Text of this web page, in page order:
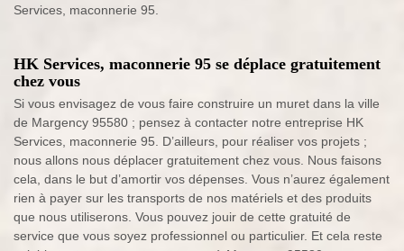
Services, maconnerie 95.
HK Services, maconnerie 95 se déplace gratuitement
chez vous
Si vous envisagez de vous faire construire un muret dans la ville
de Margency 95580 ; pensez à contacter notre entreprise HK
Services, maconnerie 95. D’ailleurs, pour réaliser vos projets ;
nous allons nous déplacer gratuitement chez vous. Nous faisons
cela, dans le but d’amortir vos dépenses. Vous n’aurez également
rien à payer sur les transports de nos matériels et des produits
que nous utiliserons. Vous pouvez jouir de cette gratuité de
service que vous soyez professionnel ou particulier. Et cela reste